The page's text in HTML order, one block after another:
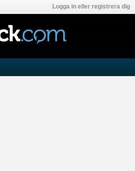
Logga in eller registrera dig